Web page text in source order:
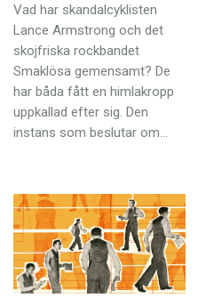
Vad har skandalcyklisten
Lance Armstrong och det
skojfriska rockbandet
Smaklösa gemensamt? De
har båda fått en himlakropp
uppkallad efter sig. Den
instans som beslutar om…